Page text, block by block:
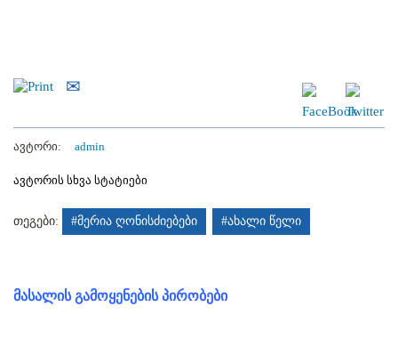
ავტორი: admin
ავტორის სხვა სტატიები
თეგები: #მერია ღონისძიებები #ახალი წელი
მასალის გამოყენების პირობები